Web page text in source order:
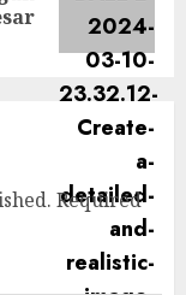
Required